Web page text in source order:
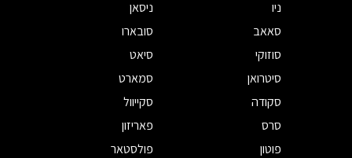
ניו
ניסאן
סאאב
סובארו
סוזוקי
סיאט
סיטרואן
סמארט
סקודה
סקייוול
סרס
פאריזון
פוטון
פולסטאר